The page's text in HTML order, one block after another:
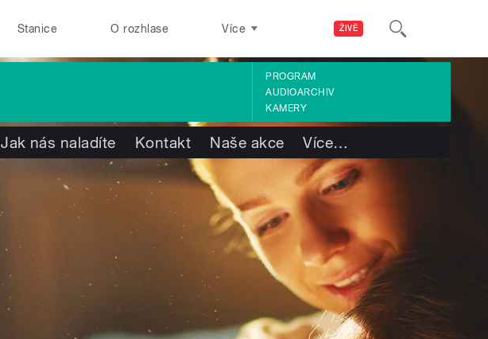
ŽIVĚ
Stanice O rozhlase Více
PROGRAM
AUDIOARCHIV
KAMERY
Jak nás naladíte Kontakt Naše akce Více…